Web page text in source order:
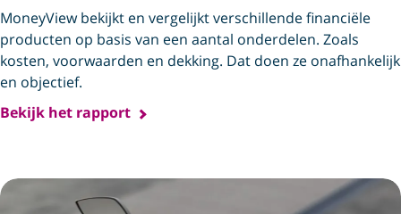
MoneyView bekijkt en vergelijkt verschillende financiële
producten op basis van een aantal onderdelen. Zoals
kosten, voorwaarden en dekking. Dat doen ze onafhankelijk
en objectief.
Bekijk het rapport